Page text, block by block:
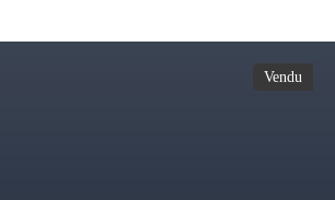
Vendu